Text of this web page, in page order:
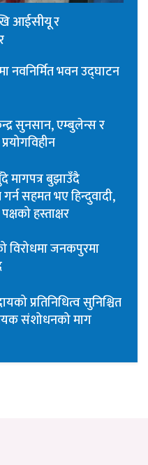
आईसीयू र
नवनिर्मित भवन उद्घाटन
सुनसान, एम्बुलेन्स र
मागपत्र बुझाउँदै
सहमत भए हिन्दुवादी,
हस्ताक्षर
विरोधमा जनकपुरमा
प्रतिनिधित्व सुनिश्चित
संशोधनको माग